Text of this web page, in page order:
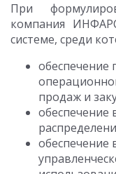
При
компания
системе, среди
обеспечение
продаж и
обеспечение
обеспечение